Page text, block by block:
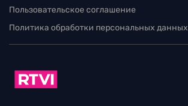
Пользовательское соглашение
Политика обработки персональных данных